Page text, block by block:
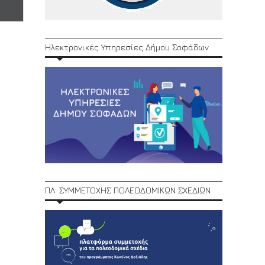
Ηλεκτρονικές Υπηρεσίες Δήμου Σοφάδων
ΠΛ. ΣΥΜΜΕΤΟΧΗΣ ΠΟΛΕΟΔΟΜΙΚΩΝ ΣΧΕΔΙΩΝ